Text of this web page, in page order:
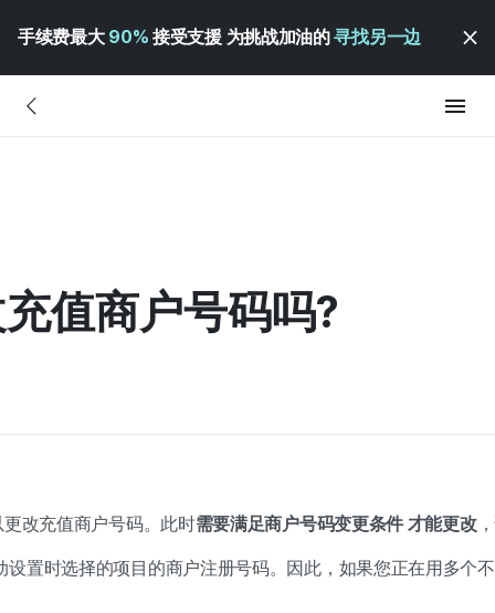
手续费最大 90% 接受支援 为挑战加油的寻找另一边
值商户号码吗?
改充值商户号码。 此时需要满足商户号码变更条件 才能更改
设置时选择的项目的商户注册号码。因此，如果您正在用多个